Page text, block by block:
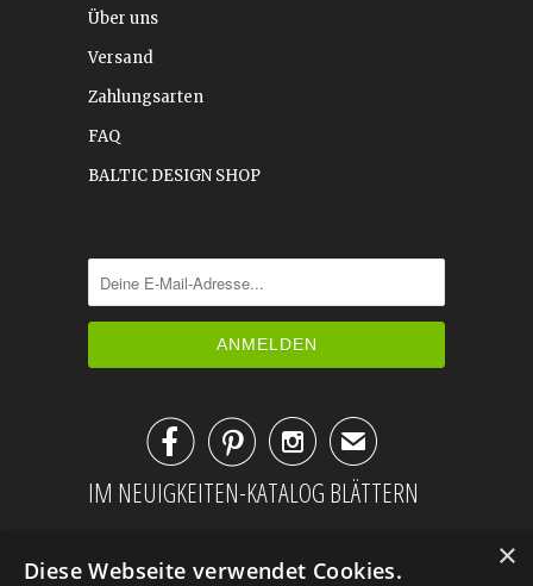
Über uns
Versand
Zahlungsarten
FAQ
BALTIC DESIGN SHOP
✉
IM NEUIGKEITEN-KATALOG BLÄTTERN
×
Diese Webseite verwendet Cookies.